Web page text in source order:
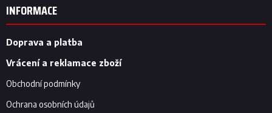
INFORMACE
Doprava a platba
Vrácení a reklamace zboží
Obchodní podmínky
Ochrana osobních údajů